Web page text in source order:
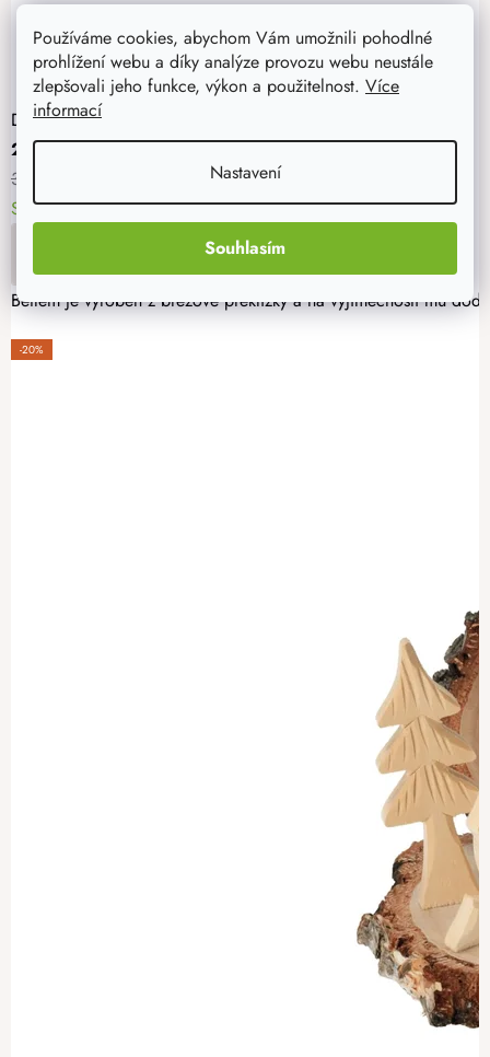
Používáme cookies, abychom Vám umožnili pohodlné
prohlížení webu a díky analýze provozu webu neustále
zlepšovali jeho funkce, výkon a použitelnost. Více
informací
Nastavení
Souhlasím
Dřevěný betlém VII
215 Kč
359 Kč
Skladem> 5 ks 11. - 12. 8. u vás
DO KOŠÍKU
Betlém je vyroben z březové překližky a na výjimečnosti mu
-20%